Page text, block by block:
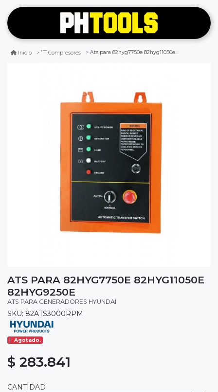
Inicio Compresores Ats para 82hyg7750e 82hyg11050e 82hyg9250e
ATS PARA 82HYG7750E 82HYG11050E
82HYG9250E
ATS PARA GENERADORES HYUNDAI
SKU: 82ATS3000RPM
Agotado.
$ 283.841
CANTIDAD